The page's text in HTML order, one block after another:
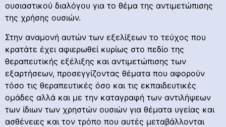
ουσιαστικού διαλόγου για το θέμα της αντιμετώπισης
της χρήσης ουσιών.
Στην αναμονή αυτών των εξελίξεων το τεύχος που
κρατάτε έχει αφιερωθεί κυρίως στο πεδίο της
θεραπευτικής εξέλιξης και αντιμετώπισης των
εξαρτήσεων, προσεγγίζοντας θέματα που αφορούν
τόσο τις θεραπευτικές όσο και τις εκπαιδευτικές
ομάδες αλλά και με την καταγραφή των αντιλήψεων
των ίδιων των χρηστών ουσιών για θέματα υγείας και
ασθένειες και τον τρόπο που αυτές μεταβάλλονται